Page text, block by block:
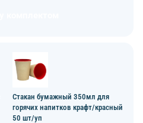
Стакан бумажный 350мл для
горячих напитков крафт/красный
50 шт/уп